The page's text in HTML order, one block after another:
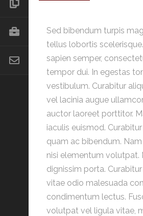
Sed bibendum turpis
tellus lobortis
sapien semper,
tempor dui. In egestas
vestibulum. Curabitur
vel lacinia augue
auctor laoreet porttitor.
iaculis euismod.
quam ac bibendum.
nisi elementum volutpat.
dignissim porta.
vitae odio malesuada
condimentum lectus.
volutpat vel ligula vitae,